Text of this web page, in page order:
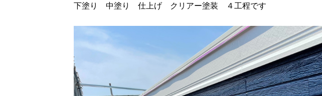
下塗り 中塗り 仕上げ クリアー塗装 ４工程です